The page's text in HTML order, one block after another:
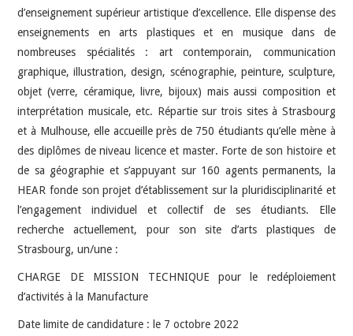
d’enseignement supérieur artistique d’excellence. Elle dispense des
enseignements en arts plastiques et en musique dans de
nombreuses spécialités : art contemporain, communication
graphique, illustration, design, scénographie, peinture, sculpture,
objet (verre, céramique, livre, bijoux) mais aussi composition et
interprétation musicale, etc. Répartie sur trois sites à Strasbourg
et à Mulhouse, elle accueille près de 750 étudiants qu’elle mène à
des diplômes de niveau licence et master. Forte de son histoire et
de sa géographie et s’appuyant sur 160 agents permanents, la
HEAR fonde son projet d’établissement sur la pluridisciplinarité et
l’engagement individuel et collectif de ses étudiants. Elle
recherche actuellement, pour son site d’arts plastiques de
Strasbourg, un/une :
CHARGE DE MISSION TECHNIQUE pour le redéploiement
d’activités à la Manufacture
Date limite de candidature : le 7 octobre 2022